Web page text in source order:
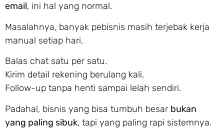
email, ini hal yang normal.
Masalahnya, banyak pebisnis masih terjebak kerja
manual setiap hari.
Balas chat satu per satu.
Kirim detail rekening berulang kali.
Follow-up tanpa henti sampai lelah sendiri.
Padahal, bisnis yang bisa tumbuh besar bukan
yang paling sibuk, tapi yang paling rapi sistemnya.